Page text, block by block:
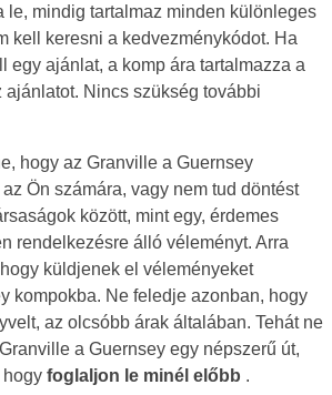
le, mindig tartalmaz minden különleges
kell keresni a kedvezménykódot. Ha
egy ajánlat, a komp ára tartalmazza a
ajánlatot. Nincs szükség további
hogy az Granville a Guernsey
Ön számára, vagy nem tud döntést
között, mint egy, érdemes
rendelkezésre álló véleményt. Arra
küldjenek el véleményeket
kompokba. Ne feledje azonban, hogy
az olcsóbb árak általában. Tehát ne
a Guernsey egy népszerű út,
hogy foglaljon le minél előbb .